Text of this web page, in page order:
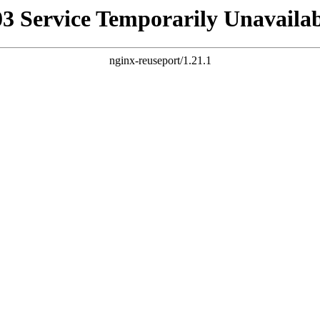
Service Temporarily
nginx-reuseport/1.21.1